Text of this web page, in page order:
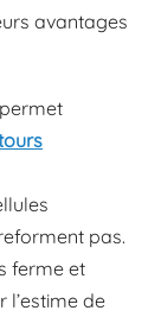
avantages
pas.
ferme et
de